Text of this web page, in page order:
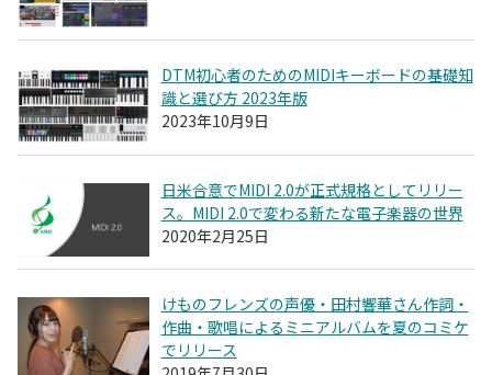
DTM初心者のためのMIDIキーボードの基礎知
識と選び方 2023年版
2023年10月9日
日米合意でMIDI 2.0が正式規格としてリリー
ス。MIDI 2.0で変わる新たな電子楽器の世界
2020年2月25日
けものフレンズの声優・田村響華さん作詞・
作曲・歌唱によるミニアルバムを夏のコミケ
でリリース